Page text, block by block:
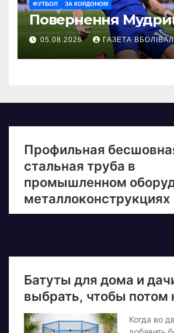
ФУТБОЛ ЗА КОРДОНОМ
Повернення
05.08.2026 ГАЗЕТА